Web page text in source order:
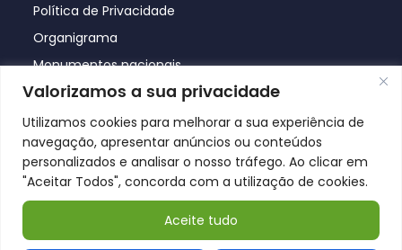
Valorizamos a sua privacidade
Utilizamos cookies para melhorar a sua experiência de
navegação, apresentar anúncios ou conteúdos
personalizados e analisar o nosso tráfego. Ao clicar em
"Aceitar Todos", concorda com a utilização de cookies.
Aceite tudo
Política de Privacidade
Organigrama
Monumentos nacionais